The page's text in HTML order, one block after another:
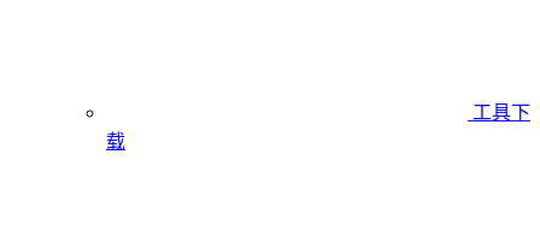
工具下
载